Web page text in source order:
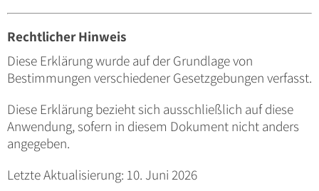
Rechtlicher Hinweis
Diese Erklärung wurde auf der Grundlage von
Bestimmungen verschiedener Gesetzgebungen verfasst.
Diese Erklärung bezieht sich ausschließlich auf diese
Anwendung, sofern in diesem Dokument nicht anders
angegeben.
Letzte Aktualisierung: 10. Juni 2026